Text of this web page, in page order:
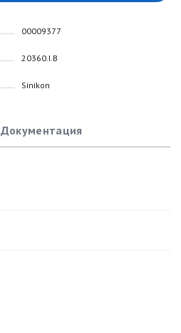
00009377
20360.I.B
Sinikon
Документация